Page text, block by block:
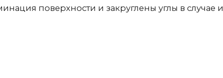
поверхности и закруглены углы в случае